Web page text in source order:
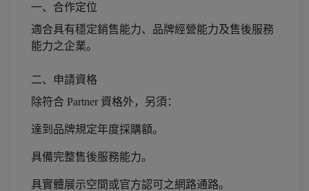
一、合作定位
適合具有穩定銷售能力、品牌經營能力及售後服務
能力之企業。
二、申請資格
除符合 Partner 資格外，另須：
達到品牌規定年度採購額。
具備完整售後服務能力。
具實體展示空間或官方認可之網路通路。